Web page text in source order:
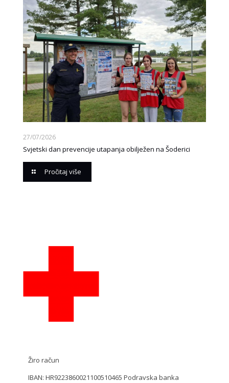
27/07/2026
Svjetski dan prevencije utapanja obilježen na Šoderici
Pročitaj više
Žiro račun
IBAN: HR9223860021100510465 Podravska banka